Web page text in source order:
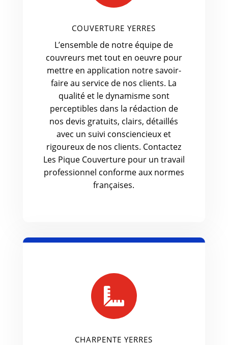
COUVERTURE YERRES
L’ensemble de notre équipe de
couvreurs met tout en oeuvre pour
mettre en application notre savoir-
faire au service de nos clients. La
qualité et le dynamisme sont
perceptibles dans la rédaction de
nos devis gratuits, clairs, détaillés
avec un suivi consciencieux et
rigoureux de nos clients. Contactez
Les Pique Couverture pour un travail
professionnel conforme aux normes
françaises.

CHARPENTE YERRES